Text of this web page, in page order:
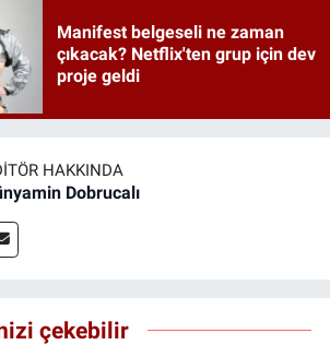
Manifest belgeseli ne zaman
çıkacak? Netflix'ten grup için dev
proje geldi
HAKKINDA
Dobrucalı
çekebilir